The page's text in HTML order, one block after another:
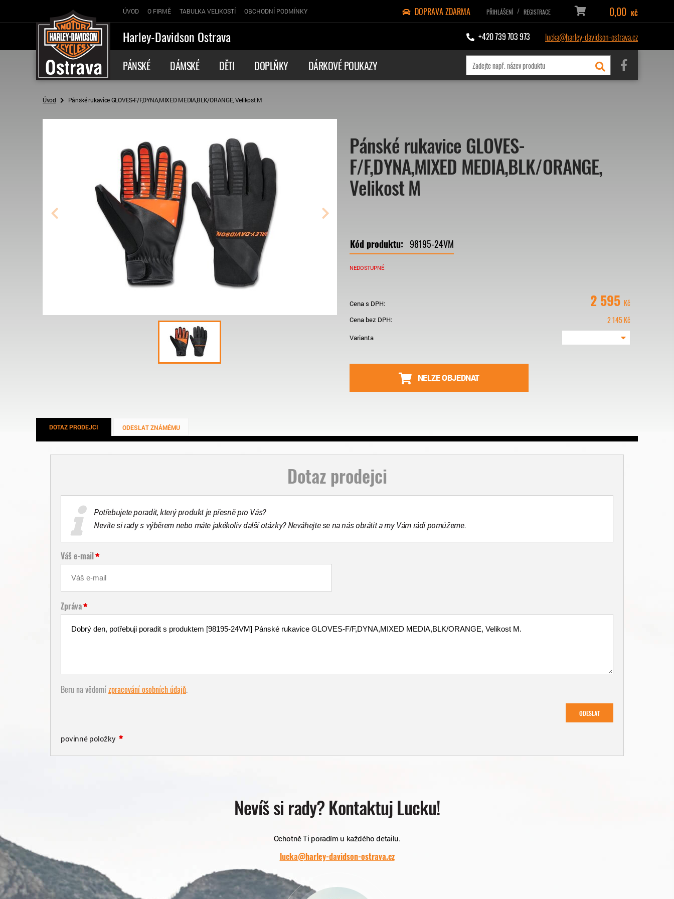
ÚVOD O FIRMĚ TABULKA VELIKOSTÍ OBCHODNÍ PODMÍNKY DOPRAVA ZDARMA PŘIHLÁŠENÍ / REGISTRACE 0,00 KČ
Harley-Davidson Ostrava +420 739 703 973 lucka@harley-davidson-ostrava.cz
PÁNSKÉ DÁMSKÉ DĚTI DOPLŇKY DÁRKOVÉ POUKAZY
Úvod Pánské rukavice GLOVES-F/F,DYNA,MIXED MEDIA,BLK/ORANGE, Velikost M
Pánské rukavice GLOVES-
F/F,DYNA,MIXED MEDIA,BLK/ORANGE,
Velikost M
Kód produktu: 98195-24VM
NEDOSTUPNÉ
Cena s DPH: 2 595 Kč
Cena bez DPH: 2 145Kč
Varianta
NELZE OBJEDNAT
DOTAZ PRODEJCI ODESLAT ZNÁMÉMU
Dotaz prodejci
Potřebujete poradit, který produkt je přesně pro Vás?
Nevíte si rady s výběrem nebo máte jakékoliv další otázky? Neváhejte se na nás obrátit a my Vám rádi pomůžeme.
Váš e-mail
Zpráva
Beru na vědomízpracování osobních údajů.
ODESLAT
povinné položky
Nevíš si rady? Kontaktuj Lucku!
Ochotně Ti poradím u každého detailu.
lucka@harley-davidson-ostrava.cz